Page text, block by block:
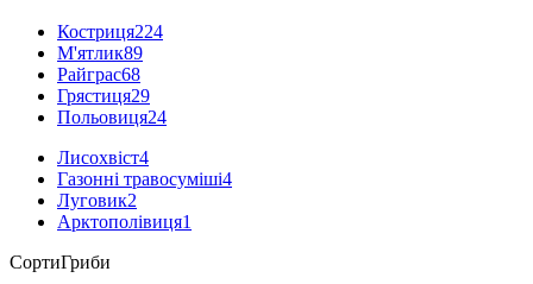
Костриця224
М'ятлик89
Райграс68
Грястиця29
Польовиця24
Лисохвіст4
Газонні травосуміші4
Луговик2
Арктополівиця1
СортиГриби